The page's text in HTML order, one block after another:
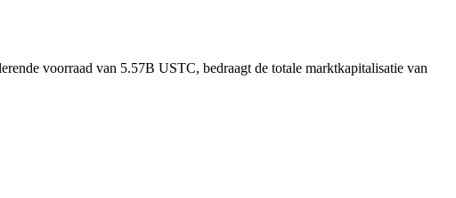
voorraad van 5.57B USTC, bedraagt de totale marktkapitalisatie van